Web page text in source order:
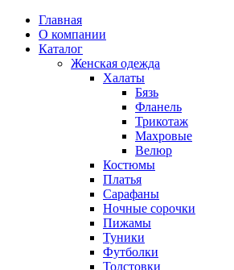
Главная
О компании
Каталог
Женская одежда
Халаты
Бязь
Фланель
Трикотаж
Махровые
Велюр
Костюмы
Платья
Сарафаны
Ночные сорочки
Пижамы
Туники
Футболки
Толстовки